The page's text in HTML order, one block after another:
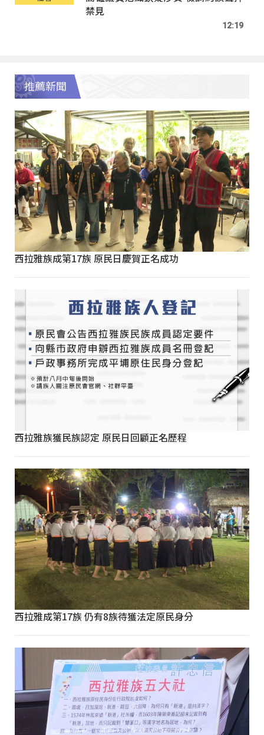
禁見
12:19
推薦新聞
西拉雅族成第17族 原民日慶賀正名成功
西拉雅族獲民族認定 原民日回顧正名歷程
西拉雅成第17族 仍有8族待獲法定原民身分